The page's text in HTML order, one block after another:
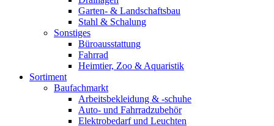
Garten- & Landschaftsbau
Stahl & Schalung
Sonstiges
Büroausstattung
Fahrrad
Heimtier, Zoo & Aquaristik
Sortiment
Baufachmarkt
Arbeitsbekleidung & -schuhe
Auto- und Fahrradzubehör
Elektrobedarf und Leuchten